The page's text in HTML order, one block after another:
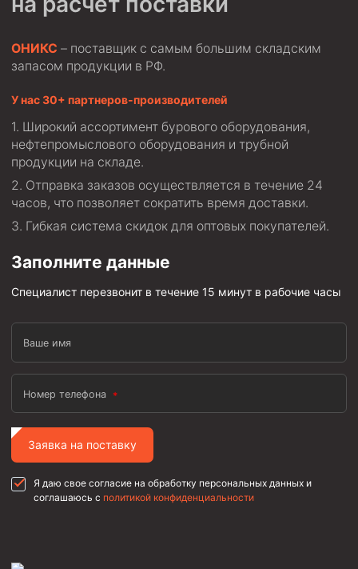
Муфта БТС 324
Муфта БТС 178
Муфта БТС 168
Муфта ОТТМ 127
Муфта БТС 146
Муфта ОТТМ 245
Муфта ОТТМ 178
Муфта ОТТМ 168
Муфта ОТТМ 114
Муфта ОТТГ 168
Муфта ОТТГ 146
Муфта ОТТГ 127
Муфта ОТТГ 114
Буровое оборудование
Фонтанная и запорная арматура
ОНИКС – поставщик с самым большим складским
запасом продукции в РФ.
У нас 30+ партнеров-производителей
Широкий ассортимент бурового оборудования,
нефтепромыслового оборудования и трубной
продукции на складе.
Отправка заказов осуществляется в течение 24
часов, что позволяет сократить время доставки.
Гибкая система скидок для оптовых покупателей.
Заполните данные
Специалист перезвонит в течение 15 минут в рабочие часы
Ваше имя
Номер телефона
Заявка на поставку
Я даю свое согласие на обработку персональных данных и
соглашаюсь с политикой конфиденциальности